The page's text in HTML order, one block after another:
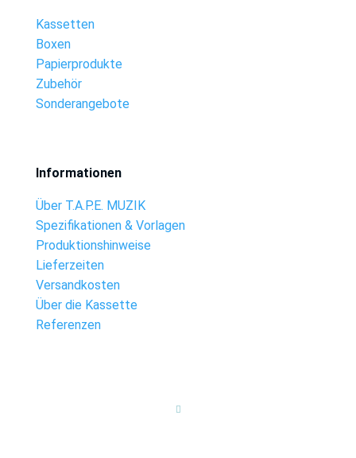
Kassetten
Boxen
Papierprodukte
Zubehör
Sonderangebote
Informationen
Über T.A.P.E. MUZIK
Spezifikationen & Vorlagen
Produktionshinweise
Lieferzeiten
Versandkosten
Über die Kassette
Referenzen
